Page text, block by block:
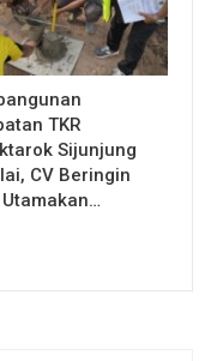
TKR
Sijunjung
CV Beringin